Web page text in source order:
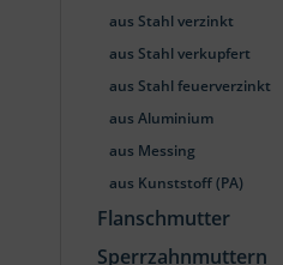
aus Stahl verzinkt
aus Stahl verkupfert
aus Stahl feuerverzinkt
aus Aluminium
aus Messing
aus Kunststoff (PA)
Flanschmutter
Sperrzahnmuttern